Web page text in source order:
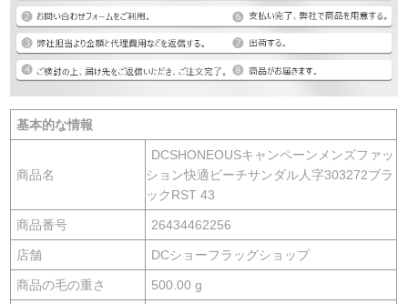
基本的な情報
商品名
DCSHONEOUSキャンペーンメンズファッ
ション快適ビーチサンダル人字303272ブラ
ックRST 43
商品番号 26434462256
店舗 DCショーフラッグショップ
商品の毛の重さ 500.00 g